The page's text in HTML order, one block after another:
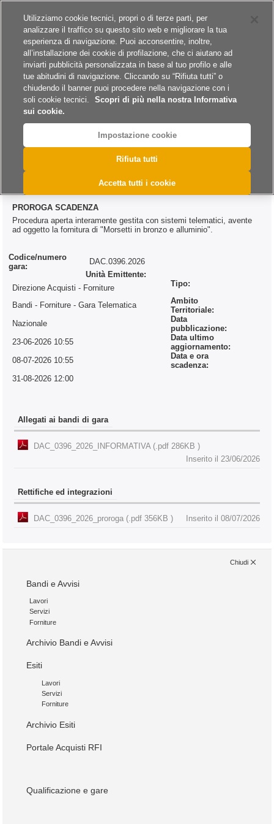
A
@DAC.0396.2026
PROROGA SCADENZA
Procedura aperta interamente gestita con sistemi telematici, avente
ad oggetto la fornitura di "Morsetti in bronzo e alluminio".
Codice/numero
gara:
DAC.0396.2026
Unità Emittente:
Direzione Acquisti - Forniture
Tipo:
Bandi - Forniture- Gara Telematica
Ambito
Territoriale:
Nazionale
Data
pubblicazione:
23-06-2026 10:55
Data ultimo
aggiornamento:
08-07-2026 10:55
Data e ora
scadenza:
31-08-2026 12:00
Allegati ai bandi di gara
DAC_0396_2026_INFORMATIVA (.pdf 286KB )
Inserito il 23/06/2026
Rettifiche ed integrazioni
DAC_0396_2026_proroga (.pdf 356KB ) Inserito il 08/07/2026
Chiudi
Bandi e Avvisi
Lavori
Servizi
Forniture
Archivio Bandi e Avvisi
Esiti
Lavori
Servizi
Forniture
Archivio Esiti
Portale Acquisti RFI
Qualificazione e gare
Utilizziamo cookie tecnici, propri o di terze parti, per
analizzare il traffico su questo sito web e migliorare la tua
esperienza di navigazione. Puoi acconsentire, inoltre,
all’installazione dei cookie di profilazione, che ci aiutano ad
inviarti pubblicità personalizzata in base al tuo profilo e alle
tue abitudini di navigazione. Cliccando su “Rifiuta tutti” o
chiudendo il banner puoi procedere nella navigazione con i
soli cookie tecnici.
Scopri di più nella nostra Informativa
sui cookie.
Impostazione cookie
Rifiuta tutti
Accetta tutti i cookie